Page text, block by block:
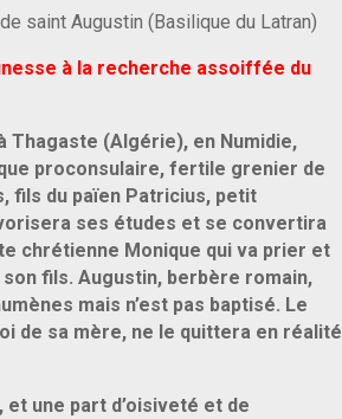
saint Augustin (Basilique du Latran)
à la recherche assoiffée du
Thagaste (Algérie), en Numidie,
proconsulaire, fertile grenier de
fils du païen Patricius, petit
ses études et se convertira
chrétienne Monique qui va prier et
fils. Augustin, berbère romain,
mais n’est pas baptisé. Le
de sa mère, ne le quittera en réalité
une part d’oisiveté et de